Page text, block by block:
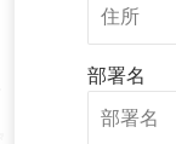
部署名